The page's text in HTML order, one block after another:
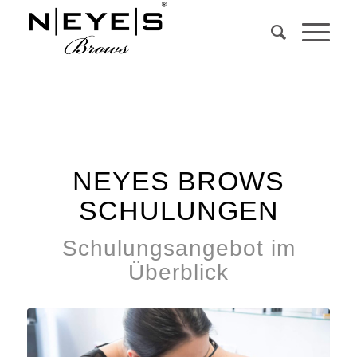
NEYES BROWS
SCHULUNGEN
Schulungsangebot im
Überblick